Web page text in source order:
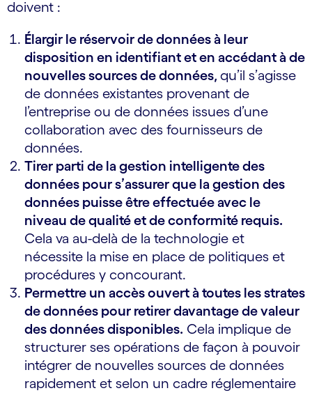
doivent :
Élargir le réservoir de données à leur
disposition en identifiant et en accédant à de
nouvelles sources de données, qu’il s’agisse
de données existantes provenant de
l’entreprise ou de données issues d’une
collaboration avec des fournisseurs de
données.
Tirer parti de la gestion intelligente des
données pour s’assurer que la gestion des
données puisse être effectuée avec le
niveau de qualité et de conformité requis.
Cela va au-delà de la technologie et
nécessite la mise en place de politiques et
procédures y concourant.
Permettre un accès ouvert à toutes les strates
de données pour retirer davantage de valeur
des données disponibles. Cela implique de
structurer ses opérations de façon à pouvoir
intégrer de nouvelles sources de données
rapidement et selon un cadre réglementaire